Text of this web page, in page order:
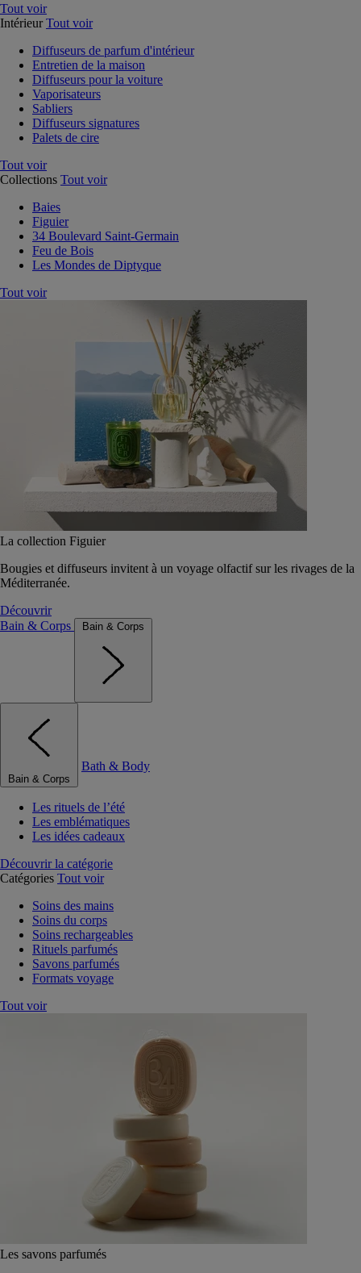
Tout voir
Intérieur Tout voir
Diffuseurs de parfum d'intérieur
Entretien de la maison
Diffuseurs pour la voiture
Vaporisateurs
Sabliers
Diffuseurs signatures
Palets de cire
Tout voir
Collections Tout voir
Baies
Figuier
34 Boulevard Saint-Germain
Feu de Bois
Les Mondes de Diptyque
Tout voir
La collection Figuier
Bougies et diffuseurs invitent à un voyage olfactif sur les rivages de la
Méditerranée.
Découvrir
Bain & Corps
Bain & Corps
Bain & Corps
Bath & Body
Les rituels de l’été
Les emblématiques
Les idées cadeaux
Découvrir la catégorie
Catégories Tout voir
Soins des mains
Soins du corps
Soins rechargeables
Rituels parfumés
Savons parfumés
Formats voyage
Tout voir
Les savons parfumés